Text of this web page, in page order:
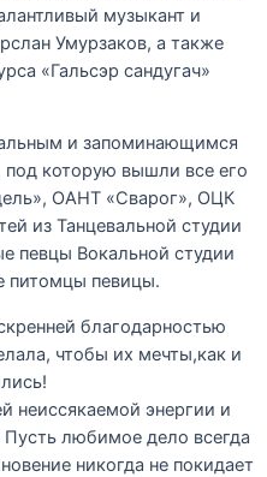
музыкант и
Умурзаков, а также
«Гальсэр сандугач»
и запоминающимся
которую вышли все его
ОАНТ «Сварог», ОЦК
из Танцевальной студии
певцы Вокальной студии
питомцы певицы.
благодарностью
чтобы их мечты,как и
неиссякаемой энергии и
любимое дело всегда
никогда не покидает